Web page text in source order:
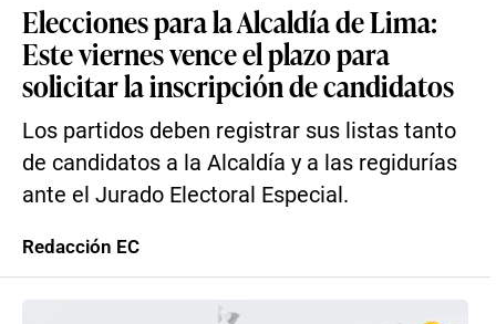
Elecciones para la Alcaldía de Lima:
Este viernes vence el plazo para
solicitar la inscripción de candidatos
Los partidos deben registrar sus listas tanto
de candidatos a la Alcaldía y a las regidurías
ante el Jurado Electoral Especial.
Redacción EC